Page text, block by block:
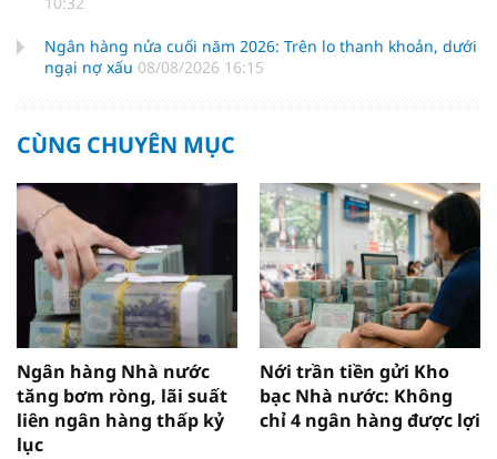
Ngân hàng nửa cuối năm 2026: Trên lo thanh khoản, dưới
ngại nợ xấu 08/08/2026 16:15
CÙNG CHUYÊN MỤC
Ngân hàng Nhà nước
tăng bơm ròng, lãi suất
liên ngân hàng thấp kỷ
lục
Nới trần tiền gửi Kho
bạc Nhà nước: Không
chỉ 4 ngân hàng được lợi